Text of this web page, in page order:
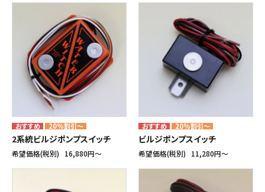
20%割引～
2系統ビルジポンプスイッチ
希望価格(税別) 16,880円〜
20%割引～
ビルジポンプスイッチ
希望価格(税別) 11,280円〜